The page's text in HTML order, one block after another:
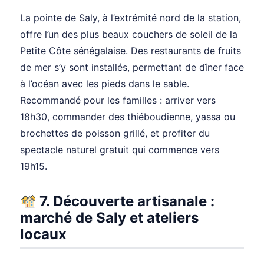
La pointe de Saly, à l’extrémité nord de la station,
offre l’un des plus beaux couchers de soleil de la
Petite Côte sénégalaise. Des restaurants de fruits
de mer s’y sont installés, permettant de dîner face
à l’océan avec les pieds dans le sable.
Recommandé pour les familles : arriver vers
18h30, commander des thiéboudienne, yassa ou
brochettes de poisson grillé, et profiter du
spectacle naturel gratuit qui commence vers
19h15.
7. Découverte artisanale :
marché de Saly et ateliers
locaux